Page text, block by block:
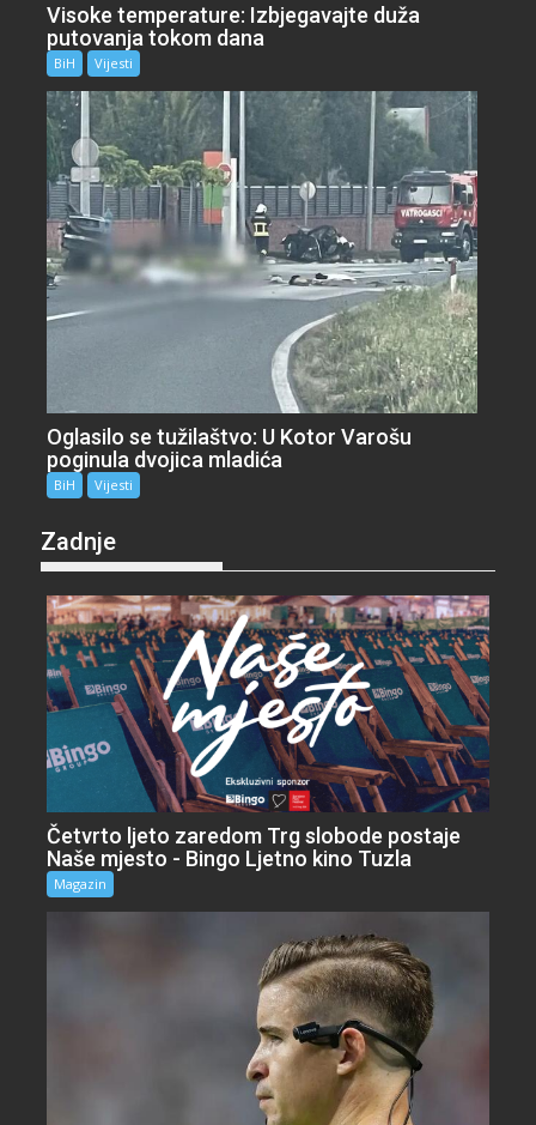
Visoke temperature: Izbjegavajte duža
putovanja tokom dana
BiH Vijesti
Oglasilo se tužilaštvo: U Kotor Varošu
poginula dvojica mladića
BiH Vijesti
Zadnje
Četvrto ljeto zaredom Trg slobode postaje
Naše mjesto - Bingo Ljetno kino Tuzla
Magazin